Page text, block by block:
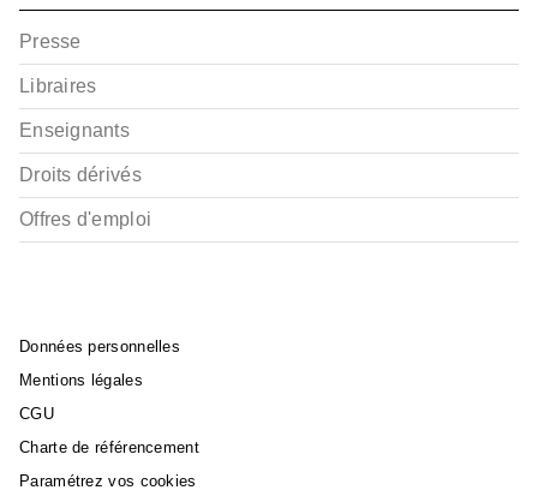
BD AVENTURE, WESTERN ET POLAR
Ces jours qui
Presse
Libraires
Enseignants
Droits dérivés
Offres d'emploi
Données personnelles
Mentions légales
CGU
Charte de référencement
Paramétrez vos cookies